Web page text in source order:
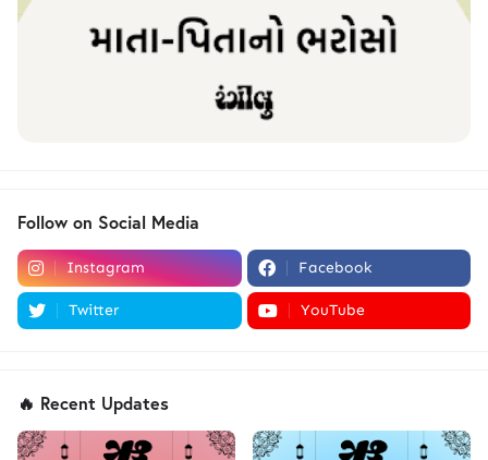
Follow on Social Media
Instagram Facebook
Twitter YouTube
🔥 Recent Updates